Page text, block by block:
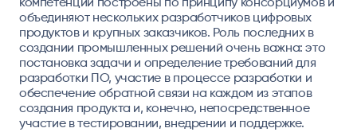
объединяют нескольких разработчиков цифровых
продуктов и крупных заказчиков. Роль последних в
создании промышленных решений очень важна: это
постановка задачи и определение требований для
разработки ПО, участие в процессе разработки и
обеспечение обратной связи на каждом из этапов
создания продукта и, конечно, непосредственное
участие в тестировании, внедрении и поддержке.